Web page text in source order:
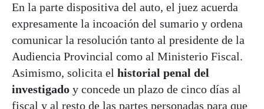
En la parte dispositiva del auto, el juez acuerda
expresamente la incoación del sumario y ordena
comunicar la resolución tanto al presidente de la
Audiencia Provincial como al Ministerio Fiscal.
Asimismo, solicita el historial penal del
investigado y concede un plazo de cinco días al
fiscal y al resto de las partes personadas para que